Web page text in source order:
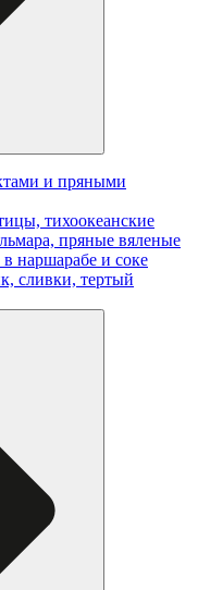
и пряными
тихоокеанские
пряные вяленые
наршарабе и соке
сливки, тертый